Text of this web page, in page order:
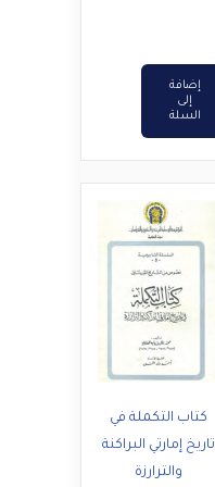
إضافة
إلى
السلة
كتاب التكملة في
تاريخ إمارتي البراكنة
والترارزة